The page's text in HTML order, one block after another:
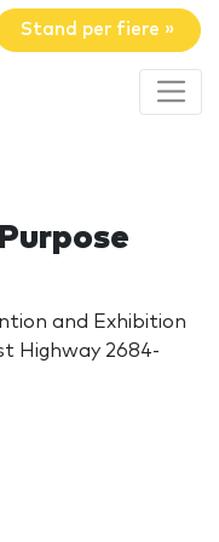
Stand per fiere »
and Exhibition
Highway 2684-